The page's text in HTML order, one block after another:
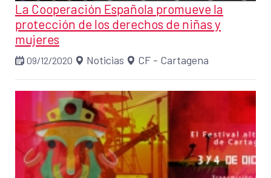
La Cooperación Española promueve la
protección de los derechos de niñas y
mujeres
09/12/2020 Noticias CF - Cartagena